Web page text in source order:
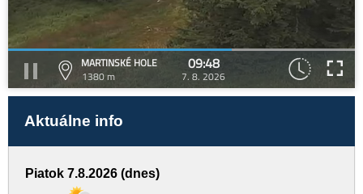
MARTINSKÉ HOLE
1380 m
09:48
7. 8. 2026
Aktuálne info
Piatok 7.8.2026 (dnes)